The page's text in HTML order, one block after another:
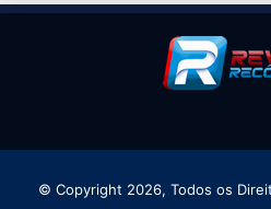
© Copyright 2026, Todos os